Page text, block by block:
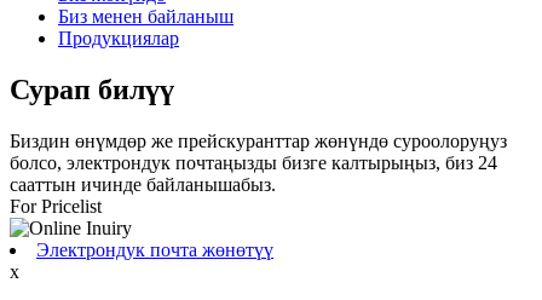
Биз менен байланыш
Продукциялар
Сурап ​​билүү
Биздин өнүмдөр же прейскуранттар жөнүндө суроолоруңуз
болсо, электрондук почтаңызды бизге калтырыңыз, биз 24
сааттын ичинде байланышабыз.
For Pricelist
Электрондук почта жөнөтүү
x